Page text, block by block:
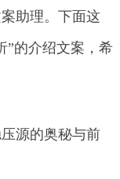
助理。下面这
”的介绍文案，希
源的奥秘与前